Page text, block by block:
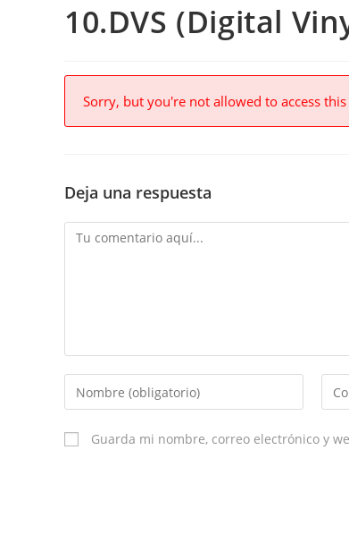
10.DVS (Digital
Sorry, but you're not allowed to access
Deja una respuesta
Comment
Enter
your
name
or
Enter
your
Guarda mi nombre, correo electrónico y